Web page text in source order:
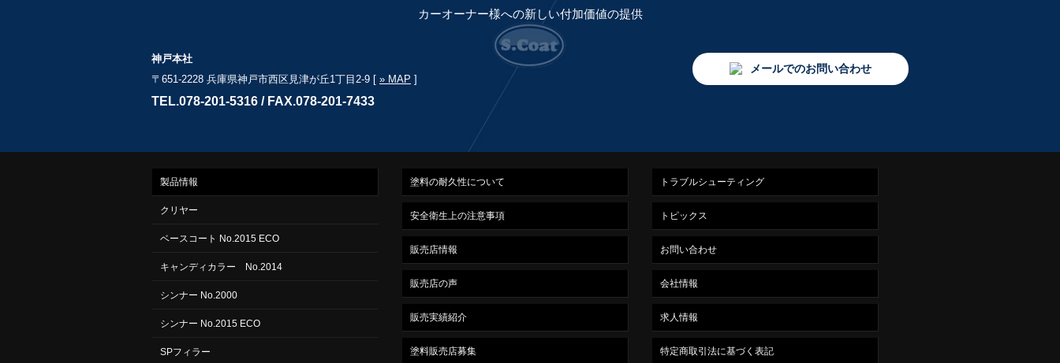
カーオーナー様への新しい付加価値の提供
神戸本社
〒651-2228 兵庫県神戸市西区見津が丘1丁目2-9 [ » MAP ]
TEL.078-201-5316 / FAX.078-201-7433
メールでのお問い合わせ
製品情報
クリヤー
ベースコート No.2015 ECO
キャンディカラー No.2014
シンナー No.2000
シンナー No.2015 ECO
SPフィラー
塗料の耐久性について
安全衛生上の注意事項
販売店情報
販売店の声
販売実績紹介
塗料販売店募集
トラブルシューティング
トピックス
お問い合わせ
会社情報
求人情報
特定商取引法に基づく表記